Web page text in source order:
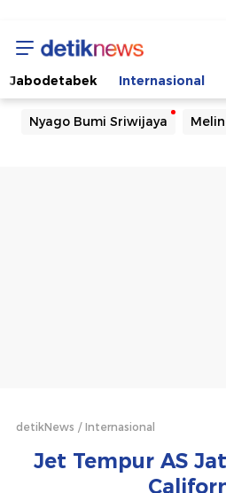
Jabodetabek Internasional
Nyago Bumi Sriwijaya
detikNews Internasional
Jet Tempur AS